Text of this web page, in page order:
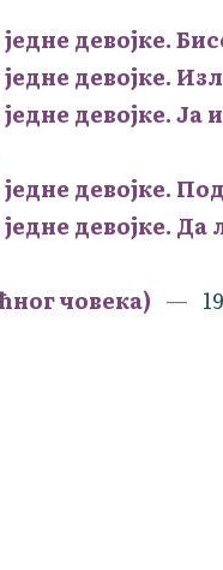
девојке.
девојке.
девојке. Ја
девојке.
девојке. Да
човека)